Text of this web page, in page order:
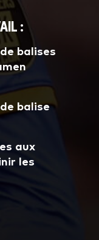
:
balises
balise
aux
les